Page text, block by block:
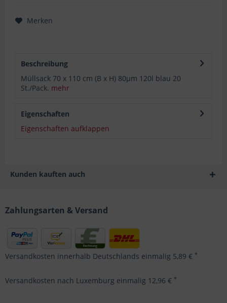
Merken
Beschreibung
Müllsack 70 x 110 cm (B x H) 80µm 120l blau 20
St./Pack. mehr
Eigenschaften
Eigenschaften aufklappen
Kunden kauften auch
Zahlungsarten & Versand
Versandkosten innerhalb Deutschlands einmalig 5,89 € *
Versandkosten nach Luxemburg einmalig 12,96 € *